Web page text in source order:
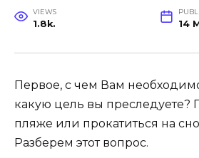
VIEWS
1.8k. 14
Первое, с чем Вам
какую цель вы преследуете?
пляже или прокатиться на
Разберем этот вопрос.